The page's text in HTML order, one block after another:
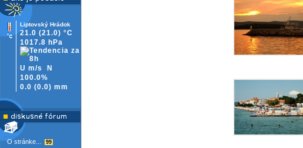
Liptovský Hrádok
21.0 (21.0) °C
1017.8 hPa
U m/s
N
100.0%
0.0 (0.0) mm
O stránke... 99